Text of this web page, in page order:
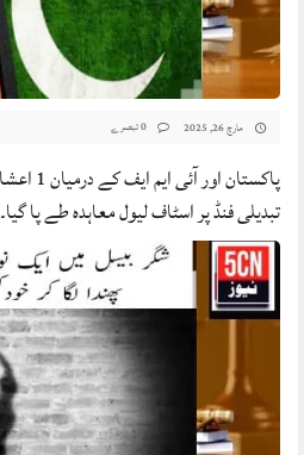
مارچ 26, 2025
تبدیلی فنڈ پر اسٹاف لیول معاہدہ طے پا گیا۔